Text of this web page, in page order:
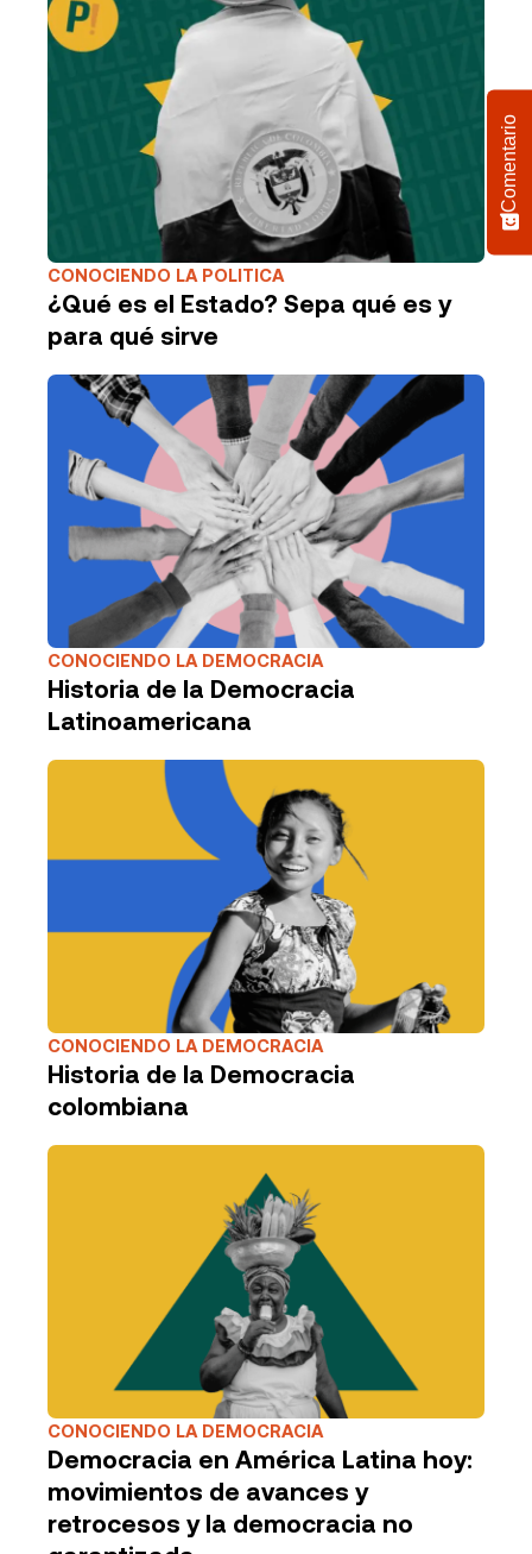
CONOCIENDO LA POLITICA
¿Qué es el Estado? Sepa qué es y
para qué sirve
CONOCIENDO LA DEMOCRACIA
Historia de la Democracia
Latinoamericana
CONOCIENDO LA DEMOCRACIA
Historia de la Democracia
colombiana
CONOCIENDO LA DEMOCRACIA
Democracia en América Latina hoy:
movimientos de avances y
retrocesos y la democracia no
Comentario